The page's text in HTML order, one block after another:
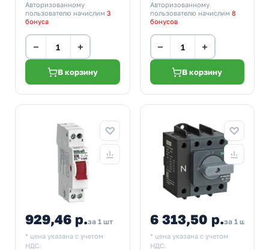
Авторизованному
пользователю начислим 3
бонуса
− +
В корзину
Авторизованному
пользователю начислим 8
бонусов
− +
В корзину
929,46 р.за 1 шт
* цена указана с учетом
НДС.
6 313,50 р.за 1 шт
* цена указана с учетом
НДС.